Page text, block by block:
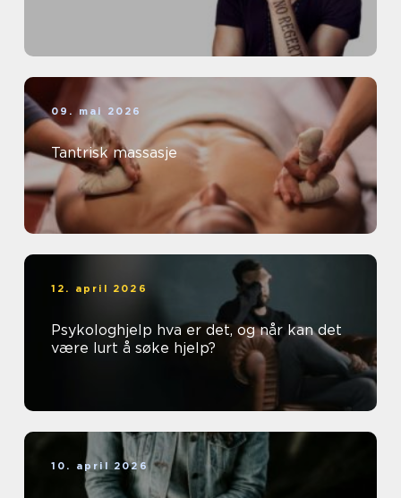
09. mai 2026
Tantrisk massasje
12. april 2026
Psykologhjelp hva er det, og når kan det
være lurt å søke hjelp?
10. april 2026